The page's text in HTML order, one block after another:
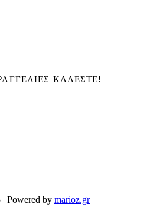
ΚΑΛΕΣΤΕ!
Powered by marioz.gr